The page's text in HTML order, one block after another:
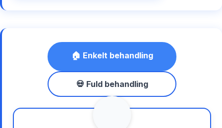
🏠 Enkelt behandling
💀 Fuld behandling